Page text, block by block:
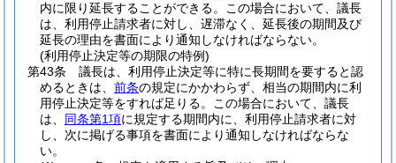
内に限り延長することができる。
この場合において、議長
は、利用停止請求者に対し、遅滞なく、延長後の期間及び
延長の理由を書面により通知しなければならない。
(利用停止決定等の期限の特例)
第43条
議長は、利用停止決定等に特に長期間を要すると認
めるときは、 前条の規定にかかわらず、相当の期間内に利
用停止決定等をすれば足りる。
この場合において、議長
は、 同条第1項に規定する期間内に、利用停止請求者に対
し、次に掲げる事項を書面により通知しなければならな
い。